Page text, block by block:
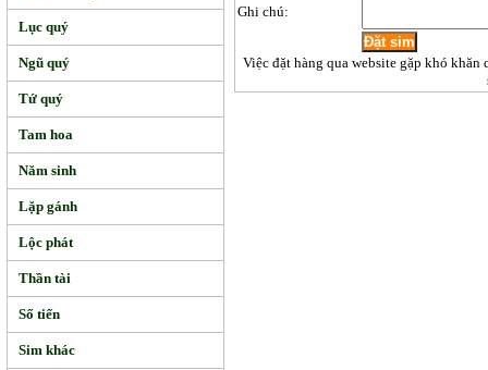
Lục quý
Ngũ quý
Tứ quý
Tam hoa
Năm sinh
Lặp gánh
Lộc phát
Thần tài
Số tiến
Sim khác
Ghi chú:
Việc đặt hàng qua website gặp khó